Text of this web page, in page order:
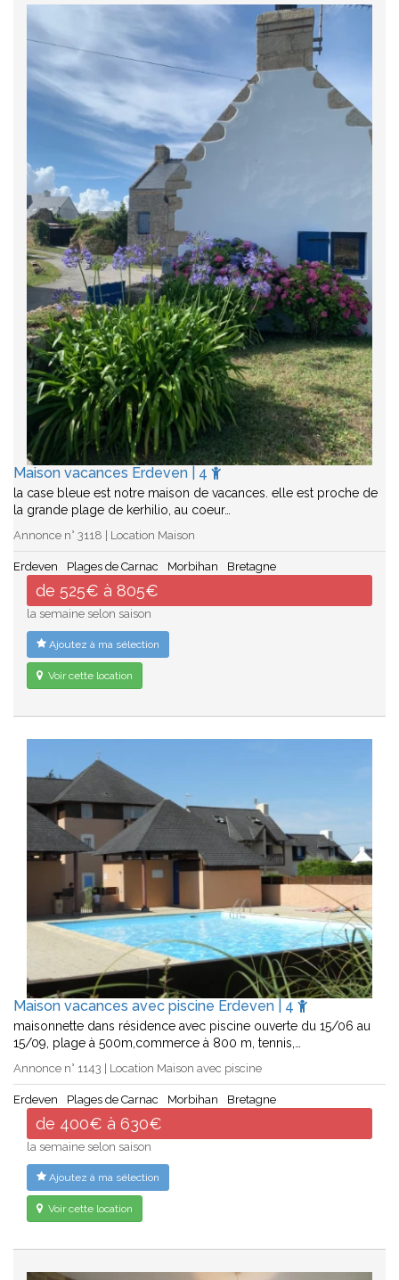
Maison vacances Erdeven | 4
la case bleue est notre maison de vacances. elle est proche de
la grande plage de kerhilio, au coeur…
Annonce n° 3118 | Location Maison
Erdeven Plages de Carnac Morbihan Bretagne
de 525€ à 805€
la semaine selon saison
Ajoutez à ma sélection
Voir cette location
Maison vacances avec piscine Erdeven | 4
maisonnette dans résidence avec piscine ouverte du 15/06 au
15/09, plage à 500m,commerce à 800 m, tennis,…
Annonce n° 1143 | Location Maison avec piscine
Erdeven Plages de Carnac Morbihan Bretagne
de 400€ à 630€
la semaine selon saison
Ajoutez à ma sélection
Voir cette location